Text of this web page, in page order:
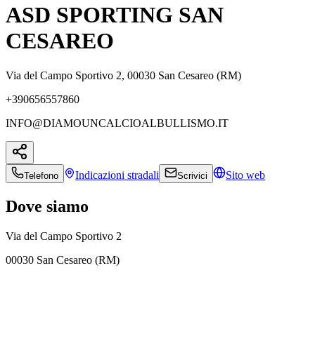
ASD SPORTING SAN
CESAREO
Via del Campo Sportivo 2, 00030 San Cesareo (RM)
+390656557860
INFO@DIAMOUNCALCIOALBULLISMO.IT
Telefono Indicazioni stradali Scrivici Sito web
Dove siamo
Via del Campo Sportivo 2
00030 San Cesareo (RM)